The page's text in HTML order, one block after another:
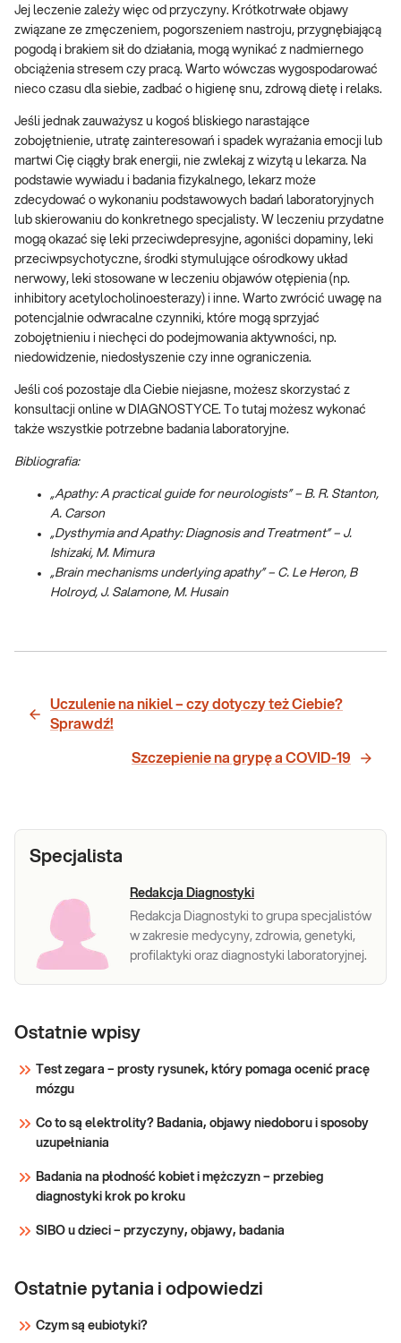
Jej leczenie zależy więc od przyczyny. Krótkotrwałe objawy
związane ze zmęczeniem, pogorszeniem nastroju, przygnębiającą
pogodą i brakiem sił do działania, mogą wynikać z nadmiernego
obciążenia stresem czy pracą. Warto wówczas wygospodarować
nieco czasu dla siebie, zadbać o higienę snu, zdrową dietę i relaks.
Jeśli jednak zauważysz u kogoś bliskiego narastające
zobojętnienie, utratę zainteresowań i spadek wyrażania emocji lub
martwi Cię ciągły brak energii, nie zwlekaj z wizytą u lekarza. Na
podstawie wywiadu i badania fizykalnego, lekarz może
zdecydować o wykonaniu podstawowych badań laboratoryjnych
lub skierowaniu do konkretnego specjalisty. W leczeniu przydatne
mogą okazać się leki przeciwdepresyjne, agoniści dopaminy, leki
przeciwpsychotyczne, środki stymulujące ośrodkowy układ
nerwowy, leki stosowane w leczeniu objawów otępienia (np.
inhibitory acetylocholinoesterazy) i inne. Warto zwrócić uwagę na
potencjalnie odwracalne czynniki, które mogą sprzyjać
zobojętnieniu i niechęci do podejmowania aktywności, np.
niedowidzenie, niedosłyszenie czy inne ograniczenia.
Jeśli coś pozostaje dla Ciebie niejasne, możesz skorzystać z
konsultacji online w DIAGNOSTYCE. To tutaj możesz wykonać
także wszystkie potrzebne badania laboratoryjne.
Bibliografia:
„Apathy: A practical guide for neurologists” – B. R. Stanton,
A. Carson
„Dysthymia and Apathy: Diagnosis and Treatment” – J.
Ishizaki, M. Mimura
„Brain mechanisms underlying apathy” – C. Le Heron, B
Holroyd, J. Salamone, M. Husain
Uczulenie na nikiel – czy dotyczy też Ciebie?
Sprawdź!
Szczepienie na grypę a COVID-19
Specjalista
Redakcja Diagnostyki
Redakcja Diagnostyki to grupa specjalistów
w zakresie medycyny, zdrowia, genetyki,
profilaktyki oraz diagnostyki laboratoryjnej.
Ostatnie wpisy
Test zegara – prosty rysunek, który pomaga ocenić pracę
mózgu
Co to są elektrolity? Badania, objawy niedoboru i sposoby
uzupełniania
Badania na płodność kobiet i mężczyzn – przebieg
diagnostyki krok po kroku
SIBO u dzieci – przyczyny, objawy, badania
Ostatnie pytania i odpowiedzi
Czym są eubiotyki?